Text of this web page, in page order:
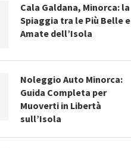
Cala Galdana, Minorca: la
Spiaggia tra le Più Belle e
Amate dell’Isola
Noleggio Auto Minorca:
Guida Completa per
Muoverti in Libertà
sull’Isola